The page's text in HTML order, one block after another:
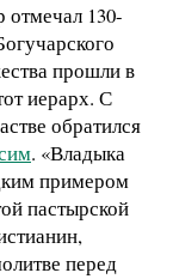
отмечал 130-
прошли в
иерарх. С
обратился
. «Владыка
примером
пастырской
перед